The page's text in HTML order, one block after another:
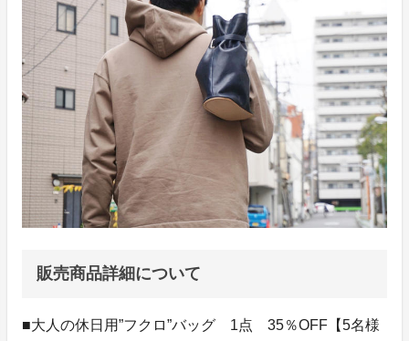
販売商品詳細について
■大人の休日用”フクロ”バッグ 1点 35％OFF【5名様